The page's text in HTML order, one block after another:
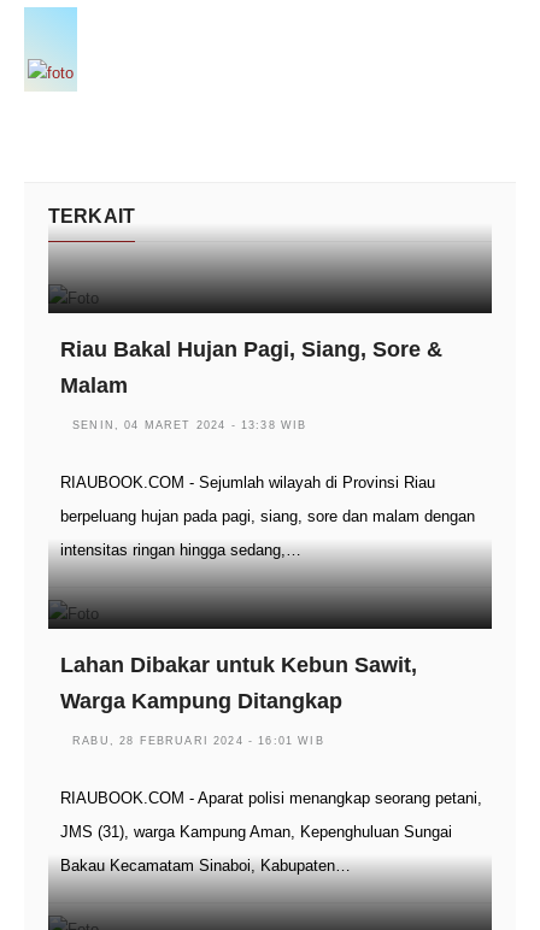
TERKAIT
Riau Bakal Hujan Pagi, Siang, Sore &
Malam
SENIN, 04 MARET 2024 - 13:38 WIB
RIAUBOOK.COM - Sejumlah wilayah di Provinsi Riau
berpeluang hujan pada pagi, siang, sore dan malam dengan
intensitas ringan hingga sedang,…
Lahan Dibakar untuk Kebun Sawit,
Warga Kampung Ditangkap
RABU, 28 FEBRUARI 2024 - 16:01 WIB
RIAUBOOK.COM - Aparat polisi menangkap seorang petani,
JMS (31), warga Kampung Aman, Kepenghuluan Sungai
Bakau Kecamatam Sinaboi, Kabupaten…